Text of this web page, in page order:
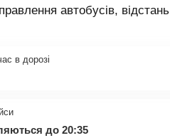
автобусів,
в дорозі
до 20:35